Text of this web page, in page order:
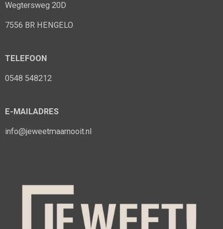
Wegtersweg 20D
7556 BR HENGELO
TELEFOON
0548 548212
E-MAILADRES
info@jeweetmaarnooit.nl